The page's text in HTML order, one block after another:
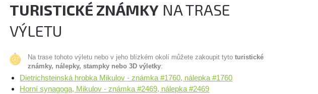
TURISTICKÉ ZNÁMKY NA TRASE
VÝLETU
Na trase tohoto výletu nebo v jeho blízkém okolí můžete zakoupit tytoturistické
známky, nálepky, stampky nebo 3D výletky:
Dietrichsteinská hrobka Mikulov - známka #1760, nálepka #1760
Horní synagoga, Mikulov - známka #2469, nálepka #2469